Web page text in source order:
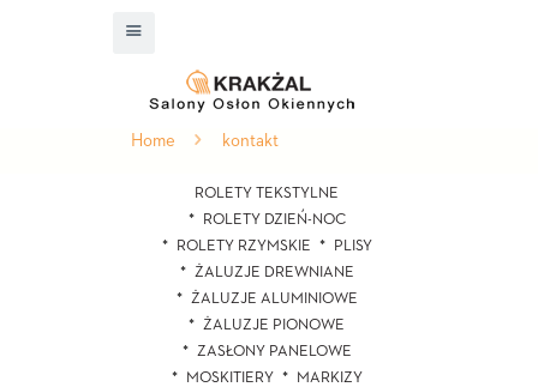
Home kontakt
ROLETY TEKSTYLNE
ROLETY DZIEŃ-NOC
ROLETY RZYMSKIE
PLISY
ŻALUZJE DREWNIANE
ŻALUZJE ALUMINIOWE
ŻALUZJE PIONOWE
ZASŁONY PANELOWE
MOSKITIERY
MARKIZY